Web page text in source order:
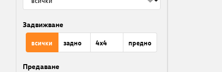
Задвижване
всички задно 4x4 предно
Предаване